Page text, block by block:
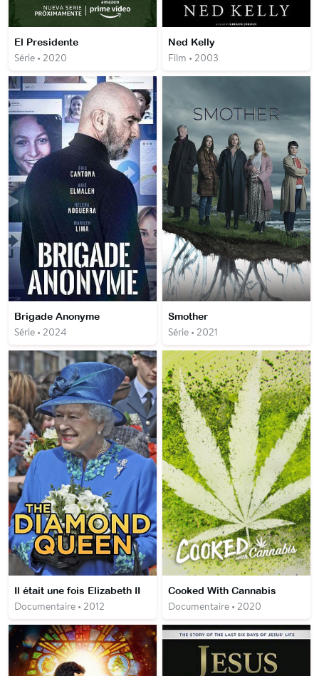
El Presidente
Série • 2020
Ned Kelly
Film • 2003
Brigade Anonyme
Série • 2024
Smother
Série • 2021
Il était une fois Elizabeth II
Documentaire • 2012
Cooked With Cannabis
Documentaire • 2020